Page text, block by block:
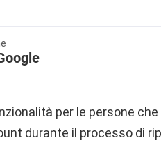
per le persone che
durante il processo di